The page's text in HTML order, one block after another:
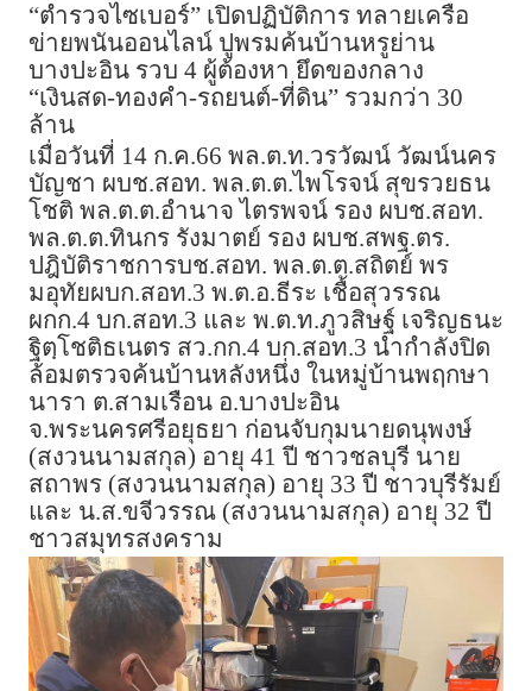
“ตำรวจไซเบอร์” เปิดปฏิบัติการ ทลายเครือ
ข่ายพนันออนไลน์ ปูพรมค้นบ้านหรูย่าน
บางปะอิน รวบ 4 ผู้ต้องหา ยึดของกลาง
“เงินสด-ทองคำ-รถยนต์-ที่ดิน” รวมกว่า 30
ล้าน
เมื่อวันที่ 14 ก.ค.66 พล.ต.ท.วรวัฒน์ วัฒน์นคร
บัญชา ผบช.สอท. พล.ต.ต.ไพโรจน์ สุขรวยธน
โชติ พล.ต.ต.อำนาจ ไตรพจน์ รอง ผบช.สอท.
พล.ต.ต.ทินกร รังมาตย์ รอง ผบช.สพฐ.ตร.
ปฎิบัติราชการบช.สอท. พล.ต.ต.สถิตย์ พร
มอุทัยผบก.สอท.3 พ.ต.อ.ธีระ เชื้อสุวรรณ
ผกก.4 บก.สอท.3 และ พ.ต.ท.ภูวสิษฐ์ เจริญธนะ
ฐิตฺโชติธเนตร สว.กก.4 บก.สอท.3 นำกำลังปิด
ล้อมตรวจค้นบ้านหลังหนึ่ง ในหมู่บ้านพฤกษา
นารา ต.สามเรือน อ.บางปะอิน
จ.พระนครศรีอยุธยา ก่อนจับกุมนายดนุพงษ์
(สงวนนามสกุล) อายุ 41 ปี ชาวชลบุรี นาย
สถาพร (สงวนนามสกุล) อายุ 33 ปี ชาวบุรีรัมย์
และ น.ส.ขจีวรรณ (สงวนนามสกุล) อายุ 32 ปี
ชาวสมุทรสงคราม